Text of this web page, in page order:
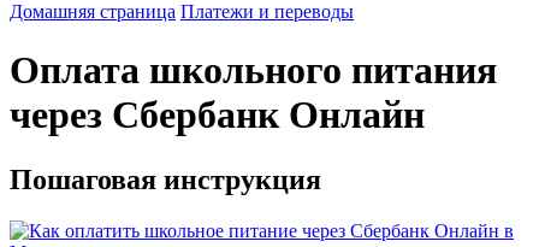
Домашняя страница Платежи и переводы
Оплата школьного питания
через Сбербанк Онлайн
Пошаговая инструкция